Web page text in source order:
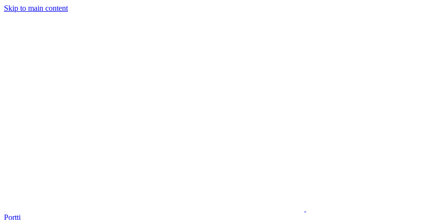
Skip to main content
Portti